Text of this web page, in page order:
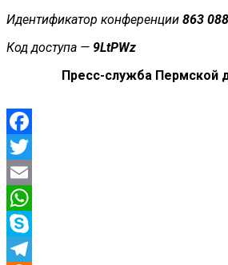
Идентификатор конференции 863
Код доступа — 9LtPWz
Пресс-служба Пермской
Facebook
Twitter
Email
WhatsApp
Skype